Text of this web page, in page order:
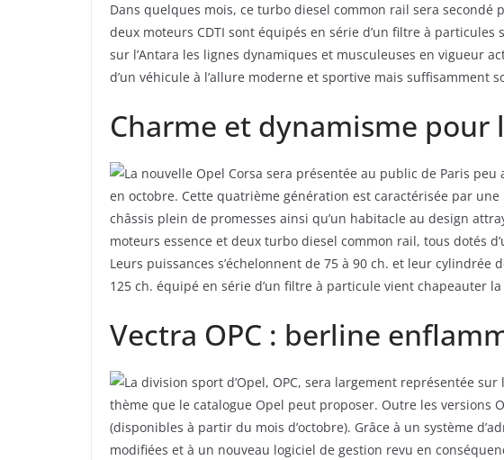
Dans quelques mois, ce turbo diesel common rail sera secondé
deux moteurs CDTI sont équipés en série d’un filtre à
sur l’Antara les lignes dynamiques et musculeuses en vigueur
d’un véhicule à l’allure moderne et sportive mais suffisamment
Charme et dynamisme pour
La nouvelle Opel Corsa sera présentée au public de Paris
en octobre. Cette quatrième génération est caractérisée par
châssis plein de promesses ainsi qu’un habitacle au design
moteurs essence et deux turbo diesel common rail, tous dotés
Leurs puissances s’échelonnent de 75 à 90 ch. et leur cylindrée
125 ch. équipé en série d’un filtre à particule vient chapeauter
Vectra OPC : berline
La division sport d’Opel, OPC, sera largement représentée
thème que le catalogue Opel peut proposer. Outre les versions
(disponibles à partir du mois d’octobre). Grâce à un système
modifiées et à un nouveau logiciel de gestion revu en